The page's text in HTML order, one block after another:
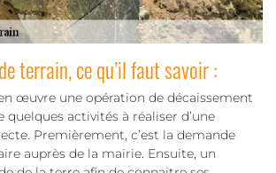
terrain, ce qu’il faut savoir :
œuvre une opération de décaissement
quelques activités à réaliser d’une
Premièrement, c’est la demande
auprès de la mairie. Ensuite, un